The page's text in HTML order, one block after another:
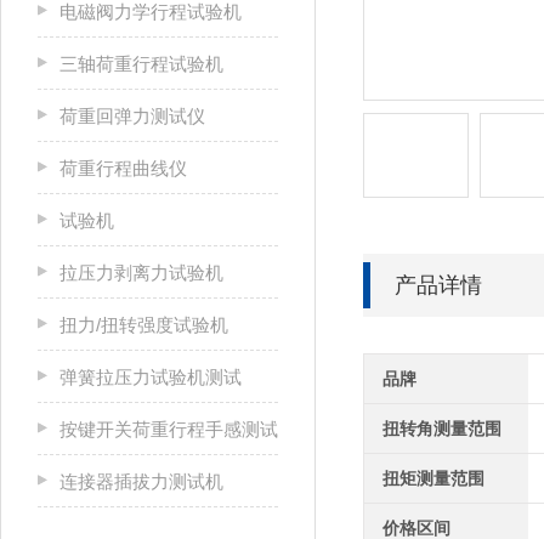
电磁阀力学行程试验机
三轴荷重行程试验机
荷重回弹力测试仪
荷重行程曲线仪
试验机
拉压力剥离力试验机
扭力/扭转强度试验机
弹簧拉压力试验机测试
按键开关荷重行程手感测试
连接器插拔力测试机
产品详情
品牌
扭转角测量范围
扭矩测量范围
价格区间